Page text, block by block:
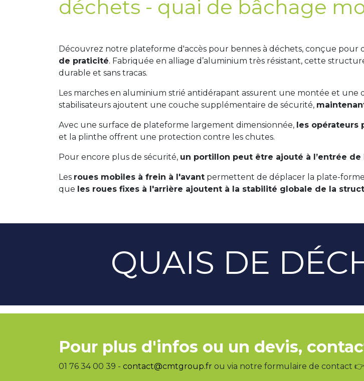
déchets - quai de bâchage
Découvrez notre plateforme d'accès pour bennes à déchets, conçue pour
de praticité. Fabriquée en alliage d’aluminium très résistant, cette
durable et sans tracas.
Les marches en aluminium strié antidérapant assurent une montée et une
stabilisateurs ajoutent une couche supplémentaire de sécurité,
Avec une surface de plateforme largement dimensionnée, les opérateurs
et la plinthe offrent une protection contre les chutes.
Pour encore plus de sécurité, un portillon peut être ajouté à l’entrée
Les roues mobiles à frein à l'avant permettent de déplacer la plate-
que les roues fixes à l'arrière ajoutent à la stabilité globale de la
QUAIS DE
Pour plus d'infos ou un devis,
01 76 34 00 39 - contact@cmtgroup.fr ou via notre formulaire de contact 👉